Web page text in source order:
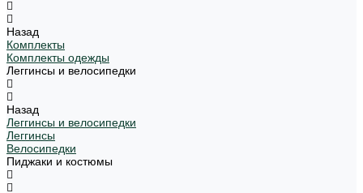
Назад
Комплекты
Комплекты одежды
Леггинсы и велосипедки
Назад
Леггинсы и велосипедки
Леггинсы
Велосипедки
Пиджаки и костюмы